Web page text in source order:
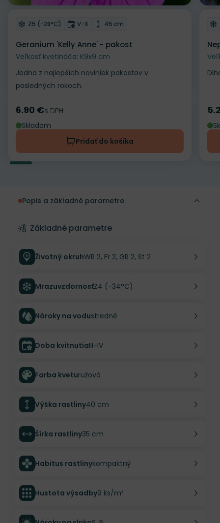
Odober do zoznamu želaní
Mrazuvzdornosť
Z5 (-28°C) Doba kvitnutia
V-X Výška rastliny
45 cm
Geranium 'Kelly Anne' - pakost
Veľkosť kvetináča: K9x9 cm
Jedna z najlepších noviniek pakostov v
posledných rokoch.
Cena
6.90 €s DPH
Skladom
Pridať do košíka
Popis a základné parametre
Základné parametre
Životný okruhWR 2, Fr 2, GR 2, St 2
MrazuvzdornosťZ4 (-34°C)
Nároky na vodustredné
Doba kvitnutiaIII-IV
Farba kveturužová
Výška rastliny40 cm
Šírka rastliny35 cm
Habitus rastlinykompaktný
Hustota výsadby9 ks/m²